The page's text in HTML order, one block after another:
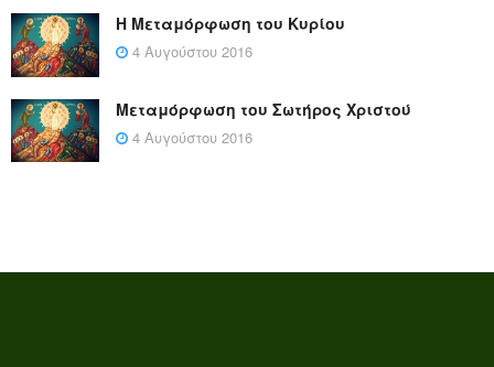
Η Μεταμόρφωση του Κυρίου
4 Αυγούστου 2016
Μεταμόρφωση του Σωτήρος Χριστού
4 Αυγούστου 2016